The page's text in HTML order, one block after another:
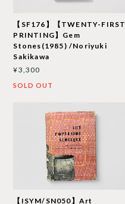
【SF176】【TWENTY-FIRST
PRINTING】Gem
Stones(1985) /Noriyuki
Sakikawa
¥3,300
SOLD OUT
【ISYM/SN050】Art